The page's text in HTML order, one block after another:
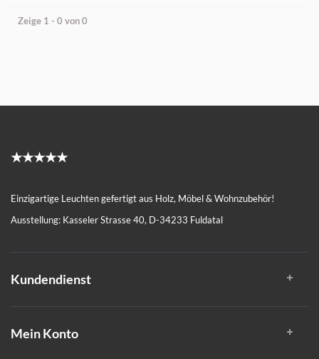
Zeige 1 - 0 von 0
★★★★★
Einzigartige Leuchten gefertigt aus Holz, Möbel & Wohnzubehör!
Ausstellung: Kasseler Strasse 40, D-34233 Fuldatal
Kundendienst
Mein Konto